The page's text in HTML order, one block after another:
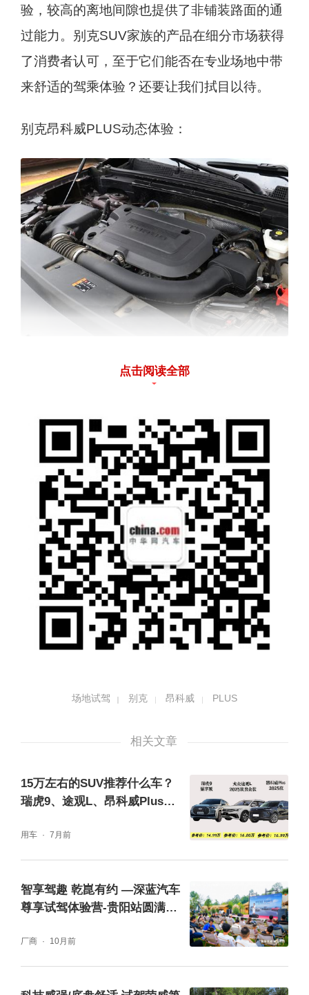
验，较高的离地间隙也提供了非铺装路面的通
过能力。别克SUV家族的产品在细分市场获得
了消费者认可，至于它们能否在专业场地中带
来舒适的驾乘体验？还要让我们拭目以待。
别克昂科威PLUS动态体验：
动力方面，昂科威PLUS搭载2.0L涡轮增压发
动机+48V轻混系统。引擎最大功率为237马力
（174千瓦）/5000rpm，峰值扭矩为350牛·米/
1500-4000rpm。传动系统匹配9速HYDRA-M
悬架方面，昂科威PLUS采用前加强型麦弗逊
式独立悬架，后五连杆式独立悬架。本次试驾
点击阅读全部
场地试驾 别克 昂科威 PLUS
相关文章
15万左右的SUV推荐什么车？
瑞虎9、途观L、昂科威Plus测
用车 7月前
智享驾趣 乾崑有约 —深蓝汽车
尊享试驾体验营-贵阳站圆满收
厂商 10月前